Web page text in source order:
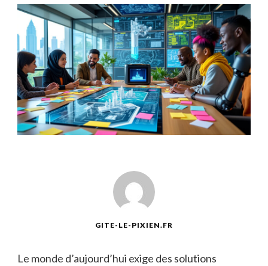
GITE-LE-PIXIEN.FR
Le monde d’aujourd’hui exige des solutions